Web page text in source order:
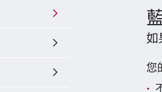
如
您